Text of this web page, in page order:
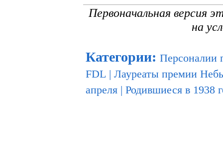
Первоначальная версия
на
Категории: Персоналии
FDL | Лауреаты премии
апреля | Родившиеся в 1938